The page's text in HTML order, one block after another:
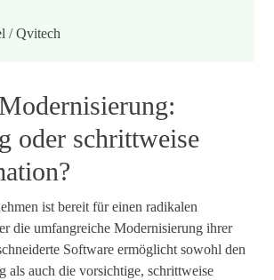
/ Qvitech
:
oder schrittweise
ist bereit für einen radikalen
die umfangreiche Modernisierung ihrer
Software ermöglicht sowohl den
als auch die vorsichtige, schrittweise